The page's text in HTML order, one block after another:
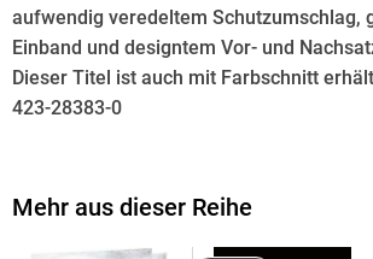
aufwendig veredeltem Schutzumschlag,
Einband und designtem Vor- und
Dieser Titel ist auch mit Farbschnitt
423-28383-0
Wem kannst du vertrauen, wenn der
eigenes Herz ist?
Mehr aus dieser Reihe